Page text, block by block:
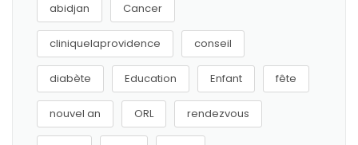
abidjan Cancer
cliniquelaprovidence conseil
diabète Education Enfant fête
nouvel an ORL rendezvous